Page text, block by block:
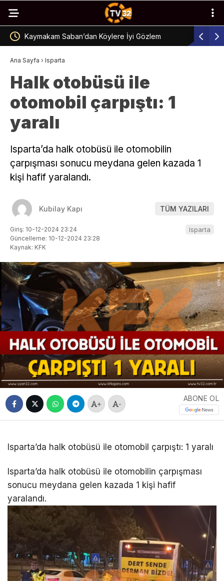
Ertokuş Kervansarayı’nın Tarihi Önemi Orman
Ana Sayfa › Isparta
Halk otobüsü ile
otomobil çarpıştı: 1
yaralı
Isparta’da halk otobüsü ile otomobilin
çarpışması sonucu meydana gelen kazada 1
kişi hafif yaralandı.
Kubilay Kapı TÜM YAZILARI
Giriş: 10-12-2024 23:24
Güncelleme: 10-12-2024 23:28
Kaynak: KFK
Isparta
+ -
ABONE OL
Isparta’da halk otobüsü ile otomobil çarpıştı: 1 yaralı
Isparta’da halk otobüsü ile otomobilin çarpışması
sonucu meydana gelen kazada 1 kişi hafif
yaralandı.